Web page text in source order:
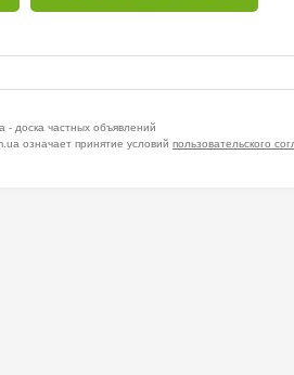
- доска частных объявлений
означает принятие условий пользовательского